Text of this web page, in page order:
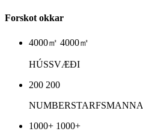
Forskot okkar
4000㎡ 4000㎡
HÚSSVÆÐI
200 200
NUMBERSTARFSMANNA
1000+ 1000+